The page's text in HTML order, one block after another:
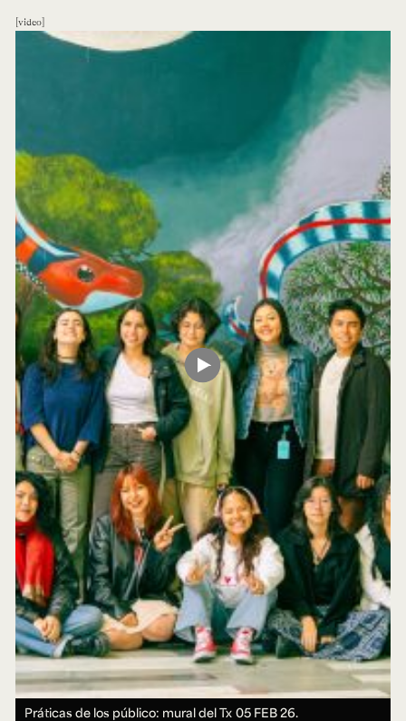
video
Práticas de los público: mural del Tx 05 FEB 26.